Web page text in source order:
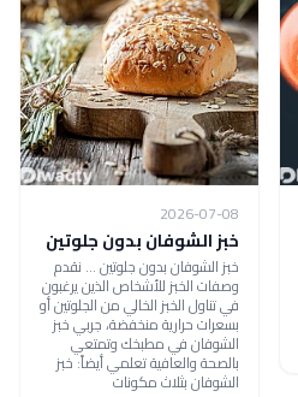
2026-07-08
خبز الشوفان بدون جلوتين
خبز الشوفان بدون جلوتين ... نقدم
وصفات الخبز للأشخاص الذين يرغبون
في تناول الخبز الخالي من الجلوتين أو
بسعرات حرارية منخفضة، جربي خبز
الشوفان في مطبخك وتمتعي
بالصحة والعافية تعلمي أيضاً: خبز
الشوفان بثلاث مكونات